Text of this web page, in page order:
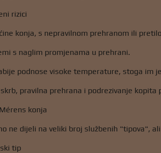
rizici
konja, s nepravilnom prehranom ili
s naglim promjenama u prehrani.
podnose visoke temperature, stoga im
pravilna prehrana i podrezivanje
konja
ne dijeli na veliki broj službenih "tipova",
tip